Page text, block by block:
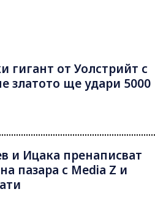
гигант от Уолстрийт с
златото ще удари 5000
и Ицака пренаписват
пазара с Media Z и